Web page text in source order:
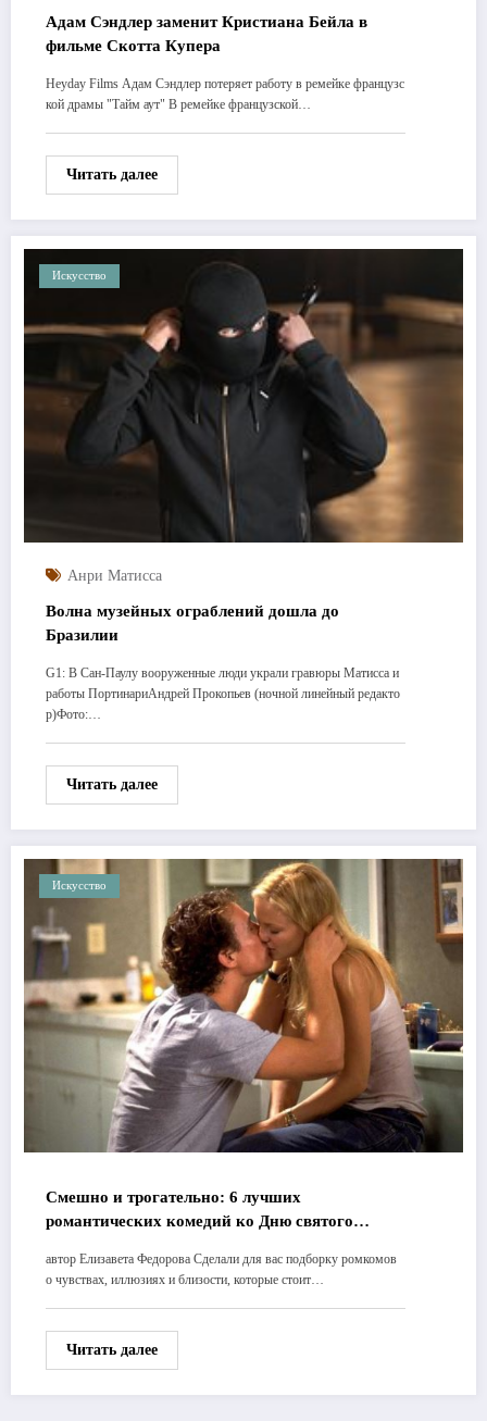
Адам Сэндлер заменит Кристиана Бейла в
фильме Скотта Купера
Heyday Films Адам Сэндлер потеряет работу в ремейке французс
кой драмы "Тайм аут" В ремейке французской…
Читать далее
Искусство
Анри Матисса
Волна музейных ограблений дошла до
Бразилии
G1: В Сан-Паулу вооруженные люди украли гравюры Матисса и
работы ПортинариАндрей Прокопьев (ночной линейный редакто
р)Фото:…
Читать далее
Искусство
Смешно и трогательно: 6 лучших
романтических комедий ко Дню святого
автор Елизавета Федорова Сделали для вас подборку ромкомов
о чувствах, иллюзиях и близости, которые стоит…
Читать далее